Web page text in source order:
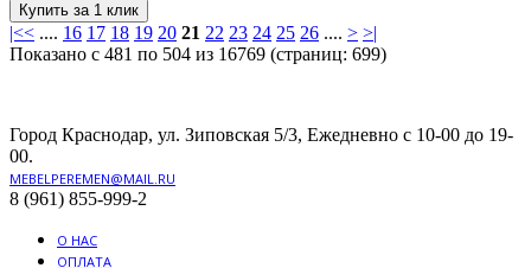
Купить за 1 клик
|<< .... 16 17 18 19 20 21 22 23 24 25 26 .... > >|
Показано с 481 по 504 из 16769 (страниц: 699)
Город Краснодар, ул. Зиповская 5/3, Ежедневно с 10-00 до 19-
00.
MEBELPEREMEN@MAIL.RU
8 (961) 855-999-2
О НАС
ОПЛАТА